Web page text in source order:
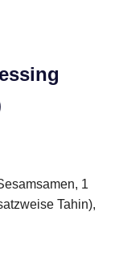
1
Tahin),